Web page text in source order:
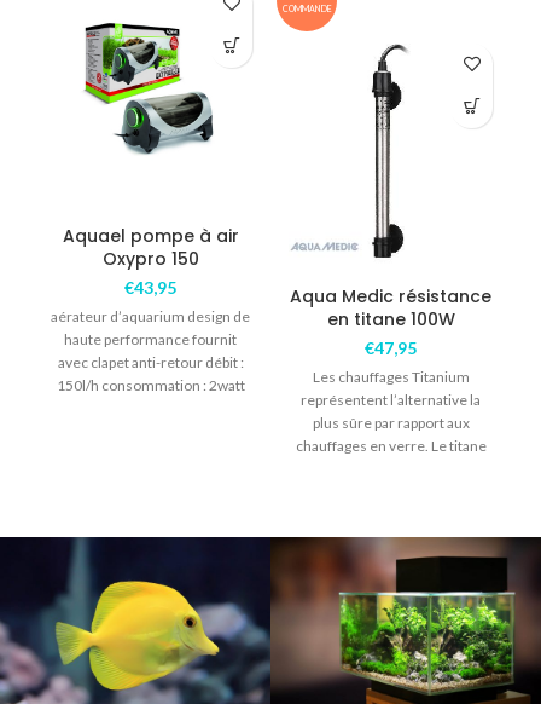
Aquael pompe à air
Oxypro 150
€43,95
aérateur d’aquarium design de
haute performance fournit
avec clapet anti-retour débit :
150l/h consommation : 2watt
COMMANDE
Aqua Medic résistance
en titane 100W
€47,95
Les chauffages Titanium
représentent l’alternative la
plus sûre par rapport aux
chauffages en verre. Le titane